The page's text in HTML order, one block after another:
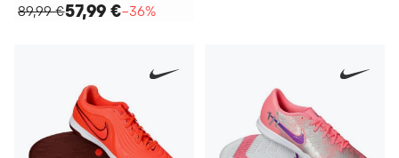
89,99 €57,99 €−36%